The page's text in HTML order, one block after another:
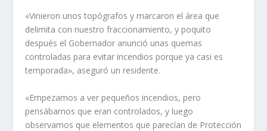
«Vinieron unos topógrafos y marcaron el área que
delimita con nuestro fraccionamiento, y poquito
después el Gobernador anunció unas quemas
controladas para evitar incendios porque ya casi es
temporada», aseguró un residente.
«Empezamos a ver pequeños incendios, pero
pensábamos que eran controlados, y luego
observamos que elementos que parecían de Protección